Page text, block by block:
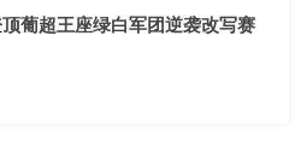
葡超王座绿白军团逆袭改写赛